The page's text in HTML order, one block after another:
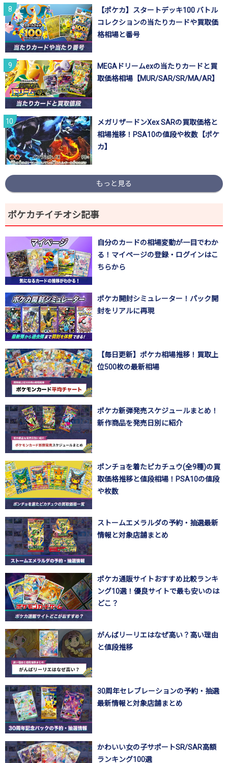
【ポケカ】スタートデッキ100 バトル
コレクションの当たりカードや買取価
格相場と番号
MEGAドリームexの当たりカードと買
取価格相場【MUR/SAR/SR/MA/AR】
メガリザードンXex SARの買取価格と
相場推移！PSA10の値段や枚数【ポケ
カ】
もっと見る
ポケカチイチオシ記事
自分のカードの相場変動が一目でわか
る！マイページの登録・ログインはこ
ちらから
ポケカ開封シミュレーター！パック開
封をリアルに再現
【毎日更新】ポケカ相場推移！買取上
位500枚の最新相場
ポケカ新弾発売スケジュールまとめ！
新作商品を発売日別に紹介
ポンチョを着たピカチュウ(全9種)の買
取価格推移と値段相場！PSA10の値段
や枚数
ストームエメラルダの予約・抽選最新
情報と対象店舗まとめ
ポケカ通販サイトおすすめ比較ランキ
ング10選！優良サイトで最も安いのは
どこ？
がんばリーリエはなぜ高い？高い理由
と値段推移
30周年セレブレーションの予約・抽選
最新情報と対象店舗まとめ
かわいい女の子サポートSR/SAR高額
ランキング100選